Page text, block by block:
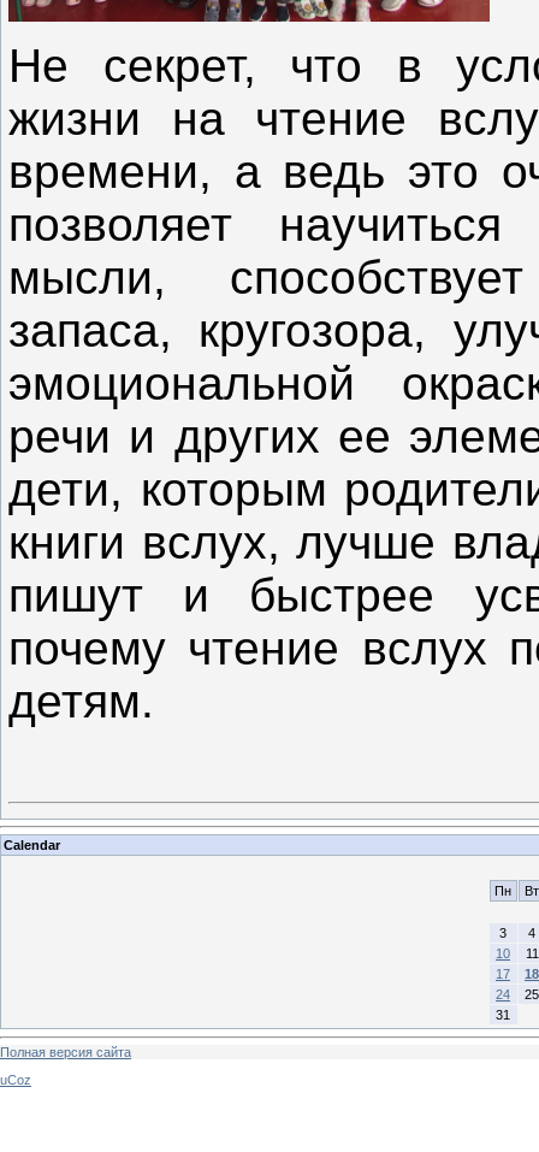
Не секрет, что в
жизни на чтение
времени, а ведь это
позволяет
мысли,
запаса, кругозора,
эмоциональной
речи и других ее
дети, которым
книги вслух, лучше
пишут и быстрее
почему чтение вслух
детям.
Calendar
Пн Вт
3
4
10
11
17
18
24
25
31
Полная версия сайта
uCoz